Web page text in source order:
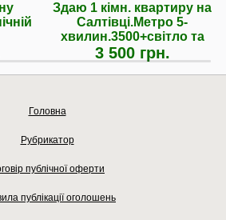
Здаю 1 кімн. квартиру на
Салтівці.Метро 5-
хвилин.3500+світло та
3 500 грн.
Головна
Рубрикатор
публічної оферти
публікації оголошень